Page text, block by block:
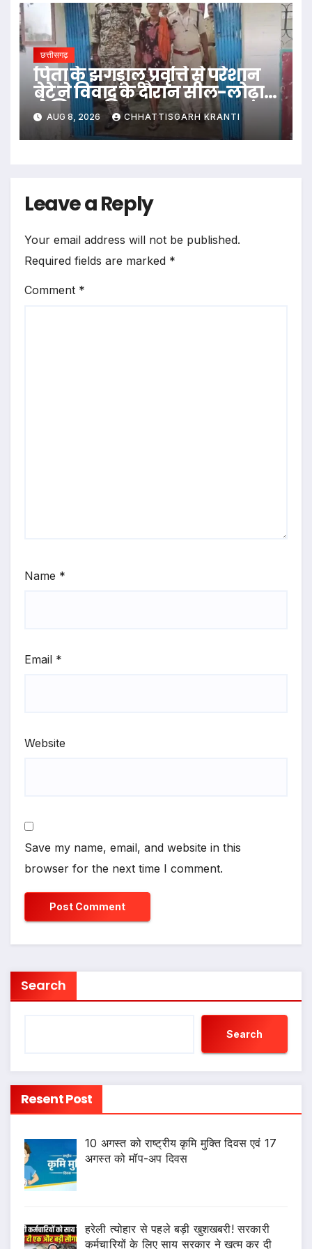
छत्तीसगढ़
पिता के झगड़ालू प्रवृत्ति से परेशान
बेटे ने विवाद के दौरान सील-लोढ़ा
से सिर पर किया वार…
AUG 8, 2026 CHHATTISGARH KRANTI
Leave a Reply
Your email address will not be published.
Required fields are marked *
Comment *
Name *
Email *
Website
Save my name, email, and website in this
browser for the next time I comment.
Search
Search
Resent Post
10 अगस्त को राष्ट्रीय कृमि मुक्ति दिवस एवं 17
अगस्त को मॉप-अप दिवस
हरेली त्योहार से पहले बड़ी खुशखबरी! सरकारी
कर्मचारियों के लिए साय सरकार ने खत्म कर दी